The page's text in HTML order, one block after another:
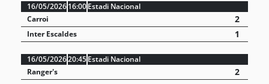
16/05/202616:00Estadi Nacional
Carroi
2
Inter Escaldes 1
16/05/202620:45Estadi Nacional
Ranger's
2